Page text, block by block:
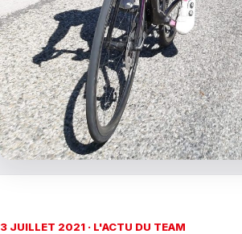
3 JUILLET 2021 · L'ACTU DU TEAM